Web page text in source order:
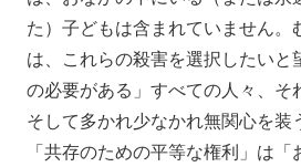
た）子どもは含まれていません。
は、これらの殺害を選択したいと
の必要がある」すべての人々、そ
そして多かれ少なかれ無関心を装
「共存のための平等な権利」は